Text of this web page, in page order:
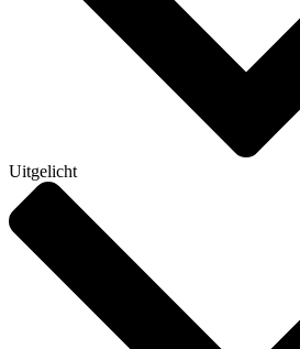
Uitgelicht